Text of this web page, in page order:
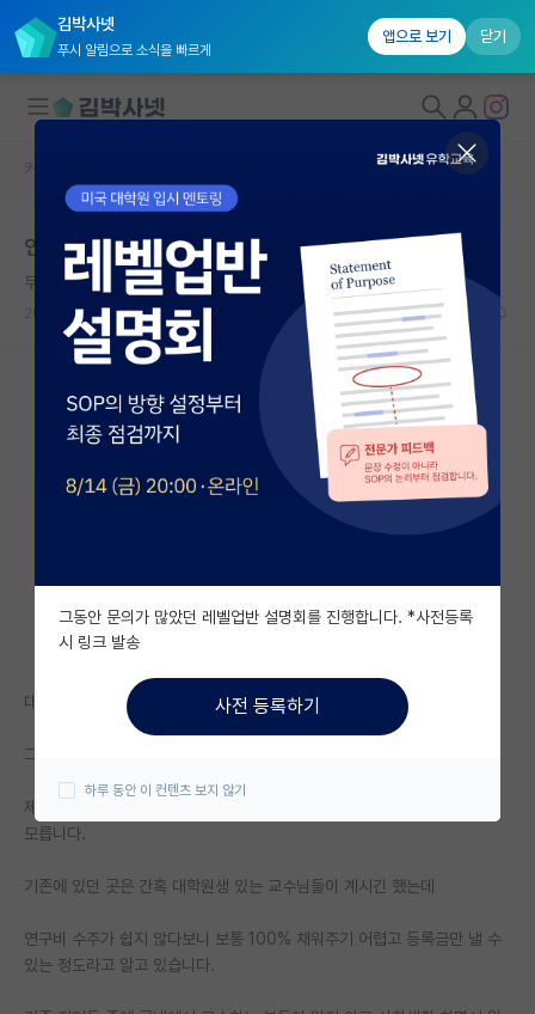
김박사넷
푸시 알림으로 소식을 빠르게
앱으로 보기 닫기
대학원생 모집
국내대학원 정보
연구실&오픈랩
커뮤니티
커뮤니티 홈
전체글보기
베스트 게시판
자유 게시판(아무개랩)
미국 유학 게시판
미국 대학원 합격 후기 게시판
대학원생 모집 게시판
연구실(PI) 홍보 게시판
학부 인턴 게시판
커뮤니티 홈
인건비를 어떻게 줘야할까요? (교수입장)
무심한 임마누엘 칸트
2022.02.15 16 17061
대학원생 입학이 거의 없는 곳에서 지내다 상위권 공대로 옮깁니다.
그래서 이제 대학원생 받아서 연구실 꾸릴 준비를 하는데
제가 학부부터 해외에서 생활을 해서 학생들이 인건비를 어떻게 받는지 잘
모릅니다.
기존에 있던 곳은 간혹 대학원생 있는 교수님들이 계시긴 했는데
연구비 수주가 쉽지 않다보니 보통 100% 채워주기 어렵고 등록금만 낼 수
있는 정도라고 알고 있습니다.
그동안 문의가 많았던 레벨업반 설명회를 진행합니다. *사전등록
시 링크 발송
사전 등록하기
하루 동안 이 컨텐츠 보지 않기